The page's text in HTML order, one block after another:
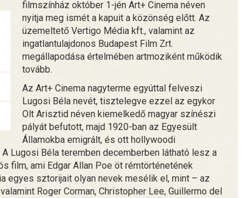
filmszínház október 1-jén Art+ Cinema néven
nyitja meg ismét a kapuit a közönség előtt. Az
üzemeltető Vertigo Média kft., valamint az
ingatlantulajdonos Budapest Film Zrt.
megállapodása értelmében artmoziként működik
tovább.
Az Art+ Cinema nagyterme egyúttal felveszi
Lugosi Béla nevét, tisztelegve ezzel az egykor
Olt Arisztid néven kiemelkedő magyar színészi
pályát befutott, majd 1920-ban az Egyesült
Államokba emigrált, és ott hollywoodi
Lugosi Béla teremben decemberben látható lesz a
film, ami Edgar Allan Poe öt rémtörténetének
egyes sztorijait olyan nevek mesélik el, mint – az
Roger Corman, Christopher Lee, Guillermo del